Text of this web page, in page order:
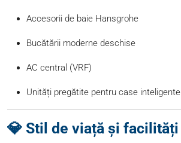
Accesorii de baie Hansgrohe
Bucătării moderne deschise
AC central (VRF)
Unități pregătite pentru case inteligente
💎 Stil de viață și facilități